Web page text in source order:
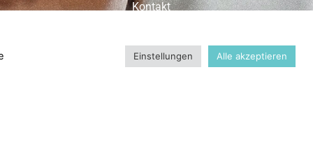
Kontakt
Impressum
Einstellungen Alle akzeptieren